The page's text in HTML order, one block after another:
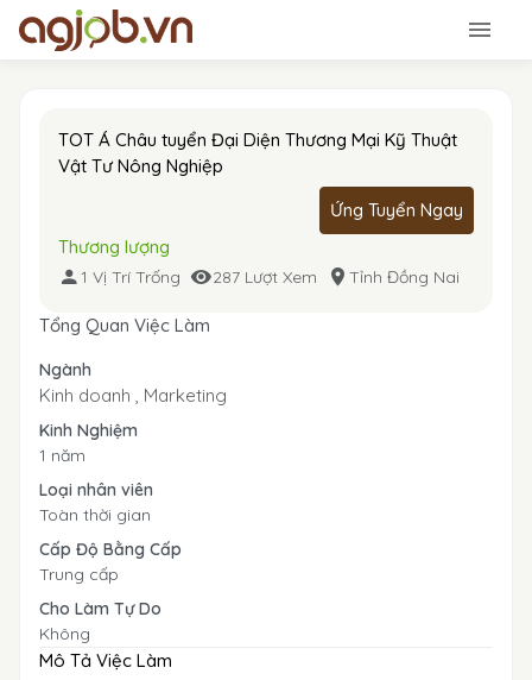
TOT Á Châu tuyển Đại Diện Thương Mại Kỹ Thuật
Vật Tư Nông Nghiệp
Ứng Tuyển Ngay
Thương lượng
1 Vị Trí Trống 287 Lượt Xem Tỉnh Đồng Nai
Tổng Quan Việc Làm
Ngành
Kinh doanh , Marketing
Kinh Nghiệm
1 năm
Loại nhân viên
Toàn thời gian
Cấp Độ Bằng Cấp
Trung cấp
Cho Làm Tự Do
Không
Mô Tả Việc Làm